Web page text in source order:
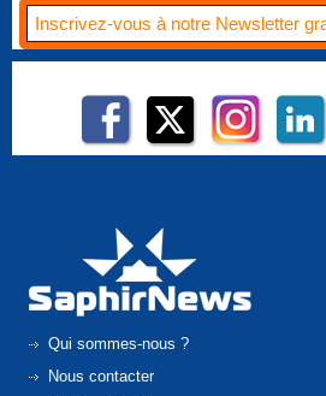
Qui sommes-nous ?
Nous contacter